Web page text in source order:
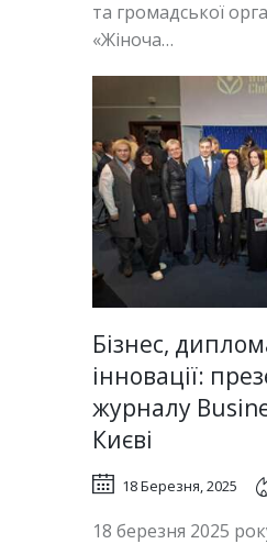
та громадської
«Жіноча…
Бізнес,
інновації:
журналу
Києві
18 Березня, 2025
18 березня 2025